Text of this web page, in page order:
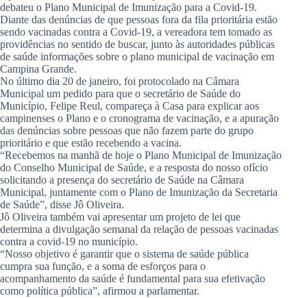
debateu o Plano Municipal de Imunização para a Covid-19.
Diante das denúncias de que pessoas fora da fila prioritária estão
sendo vacinadas contra a Covid-19, a vereadora tem tomado as
providências no sentido de buscar, junto às autoridades públicas
de saúde informações sobre o plano municipal de vacinação em
Campina Grande.
No último dia 20 de janeiro, foi protocolado na Câmara
Municipal um pedido para que o secretário de Saúde do
Município, Felipe Reul, compareça à Casa para explicar aos
campinenses o Plano e o cronograma de vacinação, e a apuração
das denúncias sobre pessoas que não fazem parte do grupo
prioritário e que estão recebendo a vacina.
“Recebemos na manhã de hoje o Plano Municipal de Imunização
do Conselho Municipal de Saúde, e a resposta do nosso ofício
solicitando a presença do secretário de Saúde na Câmara
Municipal, juntamente com o Plano de Imunização da Secretaria
de Saúde”, disse Jô Oliveira.
Jô Oliveira também vai apresentar um projeto de lei que
determina a divulgação semanal da relação de pessoas vacinadas
contra a covid-19 no município.
“Nosso objetivo é garantir que o sistema de saúde pública
cumpra sua função, e a soma de esforços para o
acompanhamento da saúde é fundamental para sua efetivação
como política pública”, afirmou a parlamentar.